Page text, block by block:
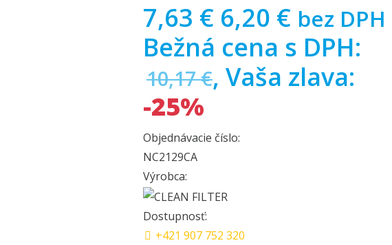
7,63 € 6,20 € bez DPH
Bežná cena s DPH:
10,17 €, Vaša zlava:
-25%
Objednávacie číslo:
NC2129CA
Výrobca:
Dostupnosť:
+421 907 752 320